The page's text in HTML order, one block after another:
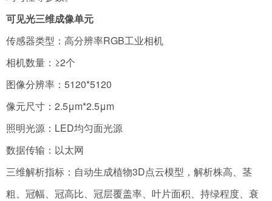
可见光三维成像单元
传感器类型：高分辨率RGB工业相机
相机数量：≥2个
图像分辨率：5120*5120
像元尺寸：2.5μm*2.5μm
照明光源：LED均匀面光源
数据传输：以太网
三维解析指标：自动生成植物3D点云模型，解析株高、茎
粗、冠幅、冠高比、冠层覆盖率、叶片面积、持绿程度、衰